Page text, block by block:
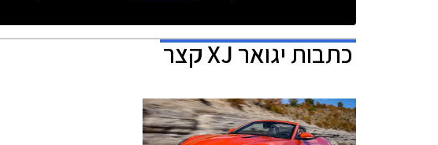
כתבותיגואר XJ קצר